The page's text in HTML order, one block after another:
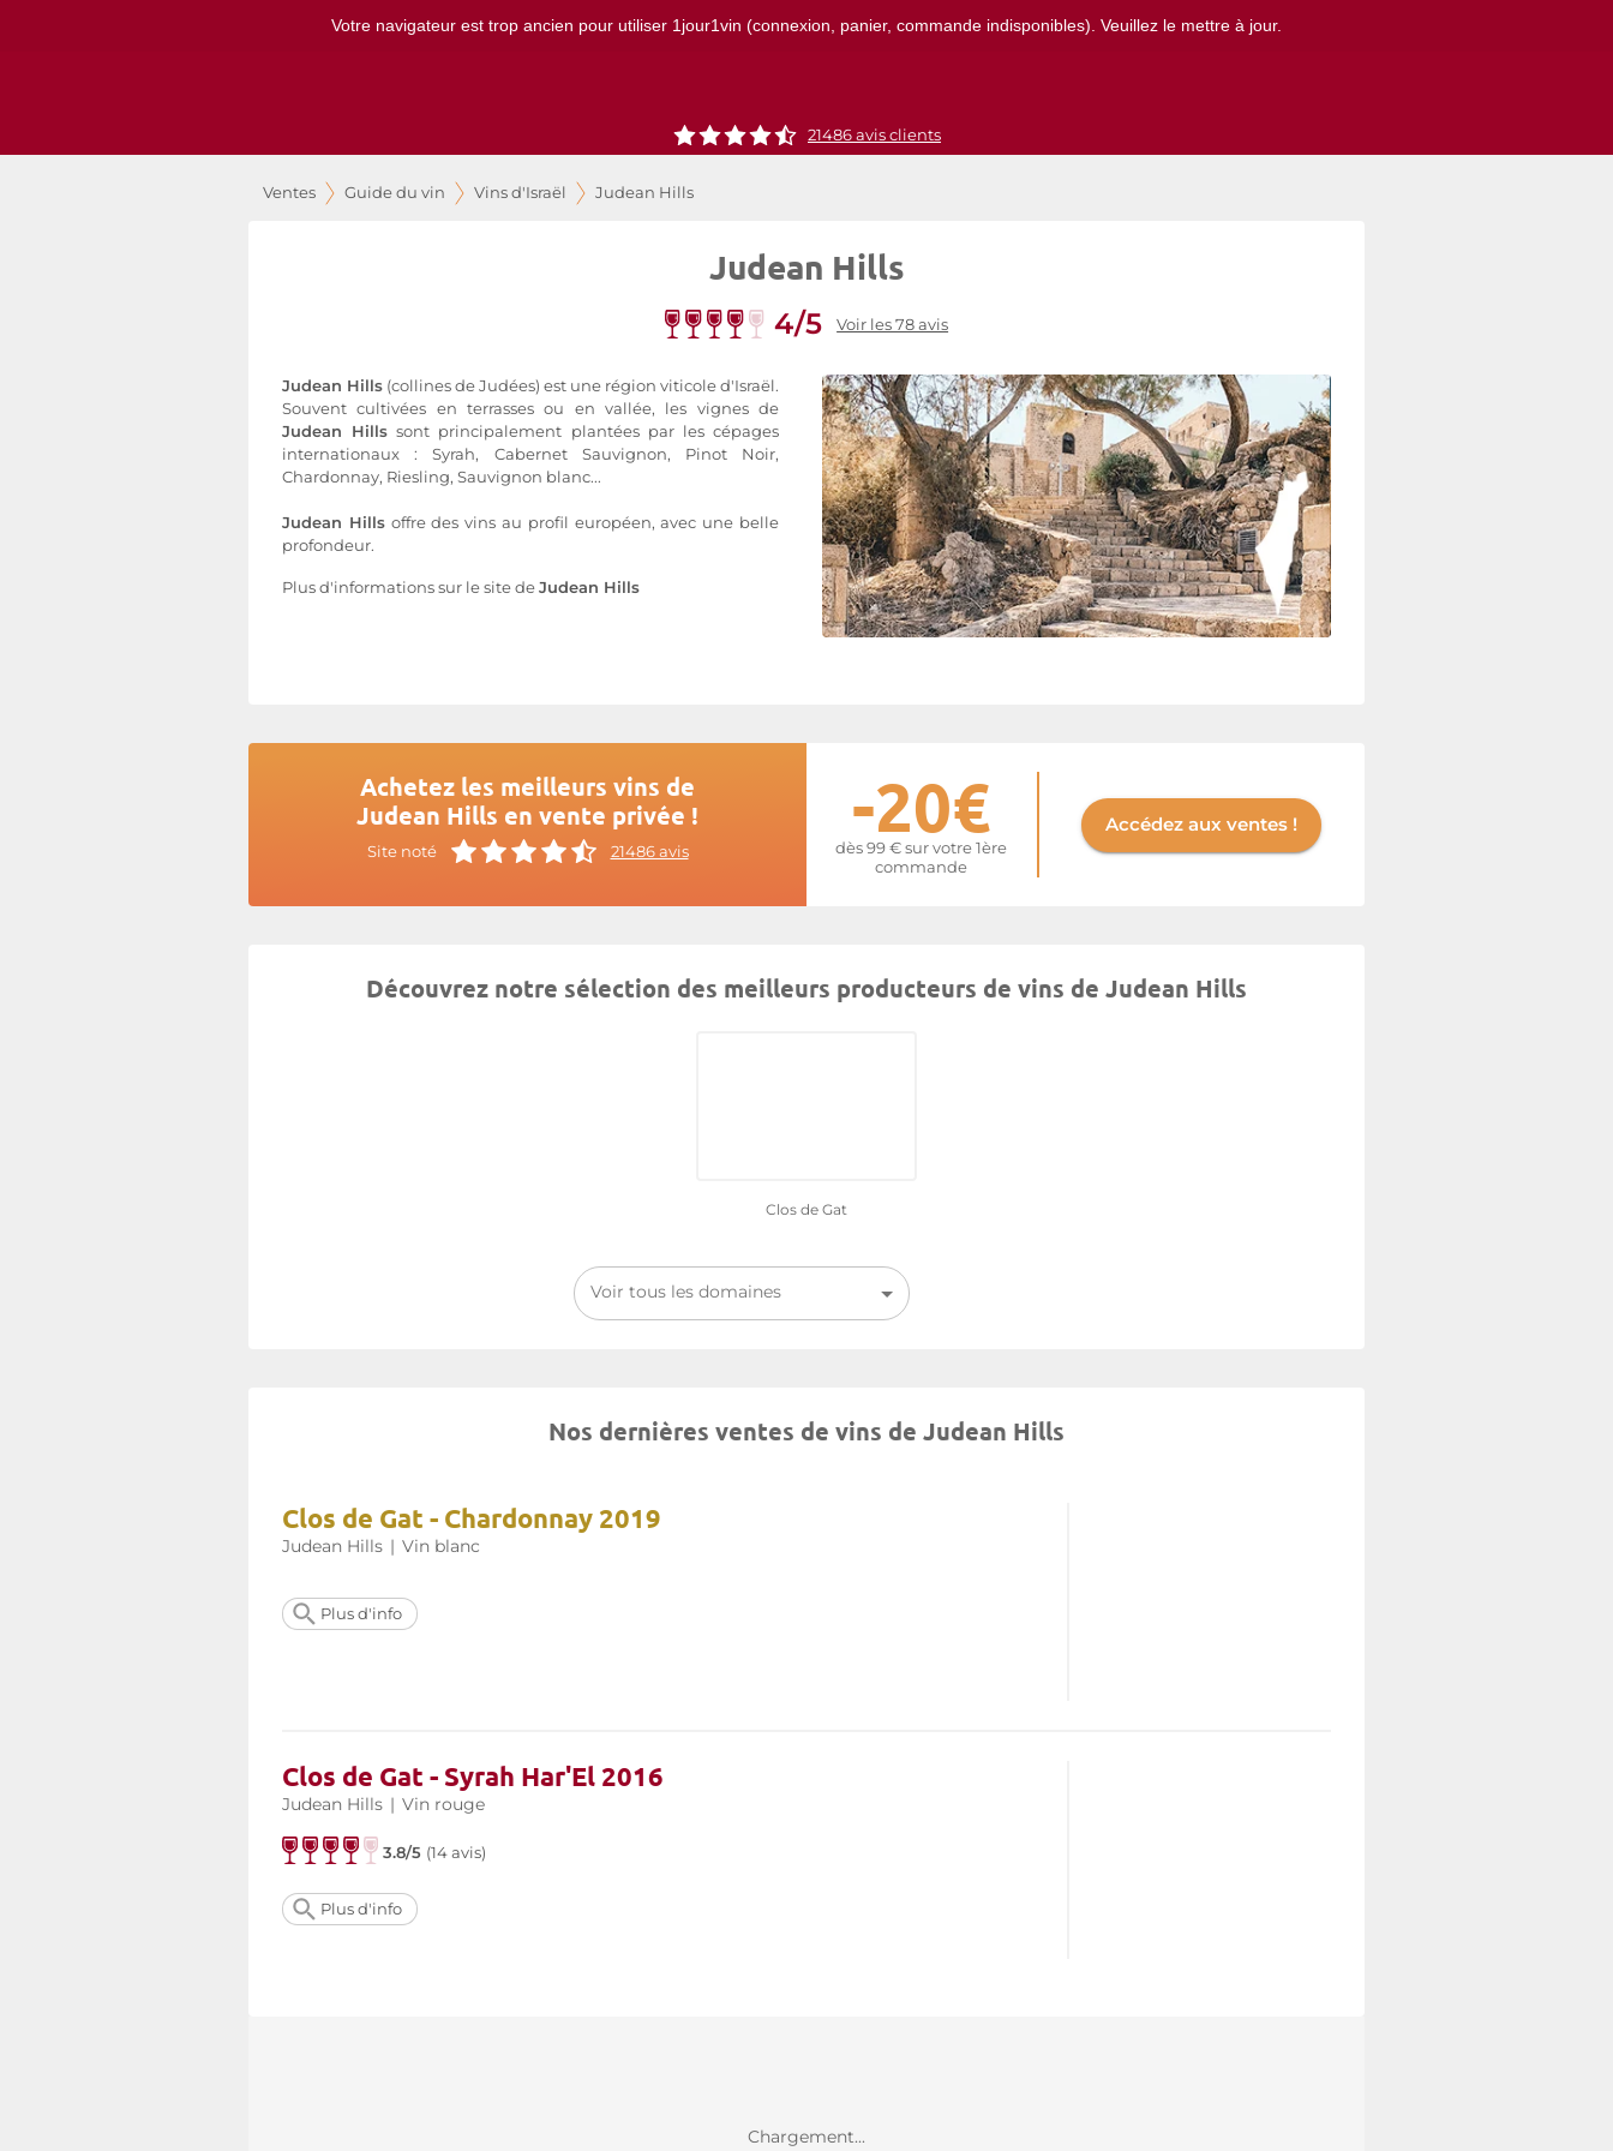
Votre navigateur est trop ancien pour utiliser 1jour1vin (connexion, panier, commande indisponibles). Veuillez le mettre à jour.
21486 avis clients
Ventes Guide du vin Vins d'Israël Judean Hills
Judean Hills
4/5 Voir les 78 avis
Judean Hills (collines de Judées) est une région viticole d'Israël.
Souvent cultivées en terrasses ou en vallée, les vignes de
Judean Hills sont principalement plantées par les cépages
internationaux : Syrah, Cabernet Sauvignon, Pinot Noir,
Chardonnay, Riesling, Sauvignon blanc...
Judean Hillsoffre des vins au profil européen, avec une belle
profondeur.
Plus d'informations sur le site de Judean Hills
Achetez les meilleurs vins de
Judean Hills en vente privée !
Site noté 21486 avis
-20€
dès 99 € sur votre 1ère
commande
Accédez aux ventes !
Découvrez notre sélection des meilleurs producteurs de vins de Judean Hills
Clos de Gat
Voir tous les domaines
Nos dernières ventes de vins de Judean Hills
Clos de Gat - Chardonnay 2019
Judean Hills | Vin blanc
Plus d'info
Clos de Gat - Syrah Har'El 2016
Judean Hills | Vin rouge
3.8/5 (14 avis)
Plus d'info
Chargement...